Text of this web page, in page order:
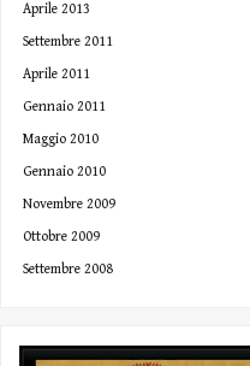
Aprile 2013
Settembre 2011
Aprile 2011
Gennaio 2011
Maggio 2010
Gennaio 2010
Novembre 2009
Ottobre 2009
Settembre 2008